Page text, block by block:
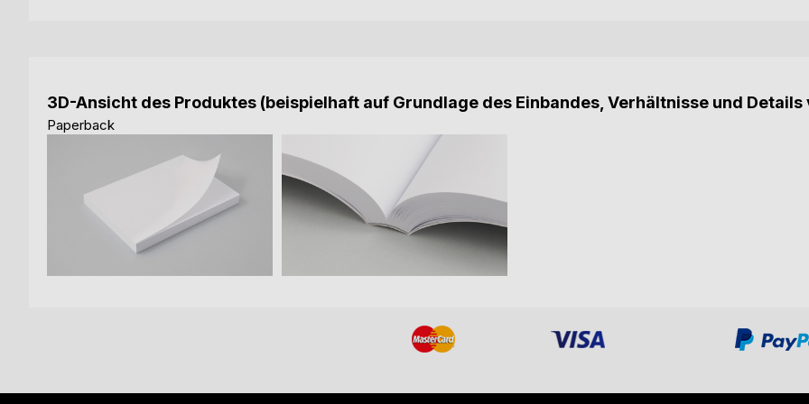
3D-Ansicht des Produktes (beispielhaft auf Grundlage des Einbandes, Verhältnisse und
Paperback